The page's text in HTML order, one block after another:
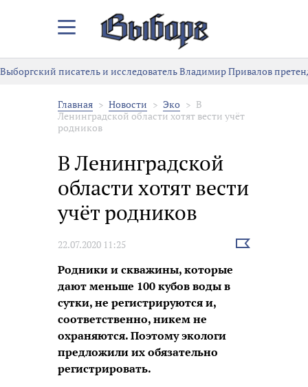
Закрыть/
меню
Выборгский писатель и исследователь Владимир Привалов
Главная Новости Эко
В
Ленинградской области хотят вести учёт
родников
В Ленинградской
области хотят вести
учёт родников
22.07.2020 11:25
Выбрать
Родники и скважины, которые
дают меньше 100 кубов воды в
сутки, не регистрируются и,
соответственно, никем не
охраняются. Поэтому экологи
предложили их обязательно
регистрировать.